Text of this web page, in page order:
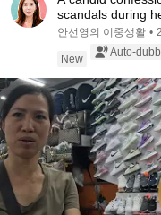
scandals during
experie...
안선영의 이중생활 •
New
Auto-